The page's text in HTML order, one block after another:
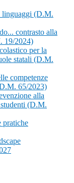
linguaggi (D.M.
contrasto alla
19/2024)
per la
statali (D.M.
competenze
65/2023)
alla
(D.M.
pratiche